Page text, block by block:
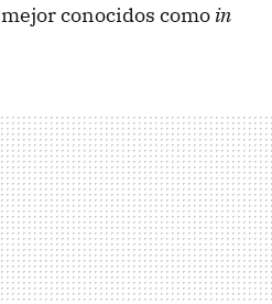
conocidos como in